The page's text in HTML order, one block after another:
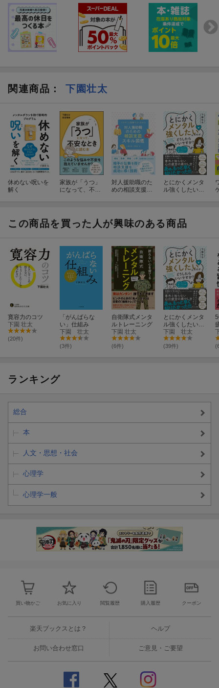
関連商品 ： 下園壮太
休めない呪いを
解く
家族が「うつ」
になって、不安
対人援助職のた
めの相談支援ス
とにかくメンタ
ル強くしたいん
この商品を買った人が興味のある商品
寛容力のコツ
下園 壮太
(20件)
「がんばらな
い」仕組み
下園 壮太
(3件)
自衛隊式メンタ
ルトレーニング
下園 壮太
(6件)
とにかくメンタ
ル強くしたいん
ですが、どうし
たらいいです
か？
下園 壮太
(39件)
ランキング
総合
本
人文・思想・社会
心理学
心理学一般
買い物かご お気に入り 閲覧履歴 購入履歴 クーポン
楽天ブックスとは？ ヘルプ
お問い合わせ窓口 ご意見・ご要望